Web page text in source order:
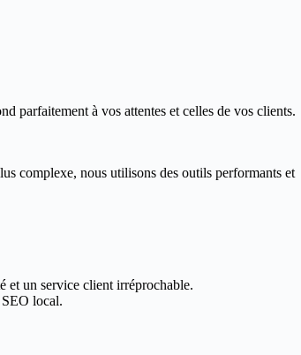
parfaitement à vos attentes et celles de vos clients.
complexe, nous utilisons des outils performants et
et un service client irréprochable.
SEO local.